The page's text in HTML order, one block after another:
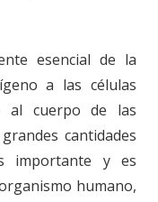
esencial de la
a las células
al cuerpo de las
cantidades
importante y es
humano,